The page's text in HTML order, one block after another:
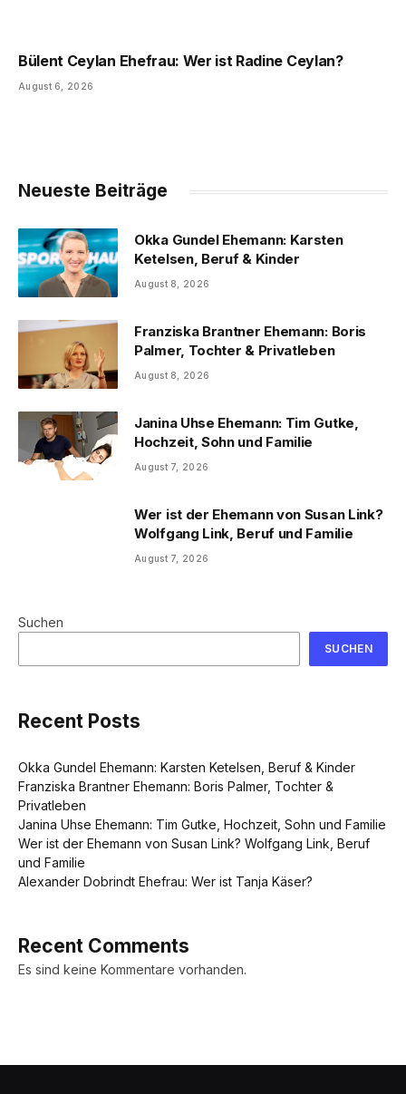
Bülent Ceylan Ehefrau: Wer ist Radine Ceylan?
August 6, 2026
Neueste Beiträge
Okka Gundel Ehemann: Karsten
Ketelsen, Beruf & Kinder
August 8, 2026
Franziska Brantner Ehemann: Boris
Palmer, Tochter & Privatleben
August 8, 2026
Janina Uhse Ehemann: Tim Gutke,
Hochzeit, Sohn und Familie
August 7, 2026
Wer ist der Ehemann von Susan Link?
Wolfgang Link, Beruf und Familie
August 7, 2026
Suchen
SUCHEN
Recent Posts
Okka Gundel Ehemann: Karsten Ketelsen, Beruf & Kinder
Franziska Brantner Ehemann: Boris Palmer, Tochter &
Privatleben
Janina Uhse Ehemann: Tim Gutke, Hochzeit, Sohn und Familie
Wer ist der Ehemann von Susan Link? Wolfgang Link, Beruf
und Familie
Alexander Dobrindt Ehefrau: Wer ist Tanja Käser?
Recent Comments
Es sind keine Kommentare vorhanden.